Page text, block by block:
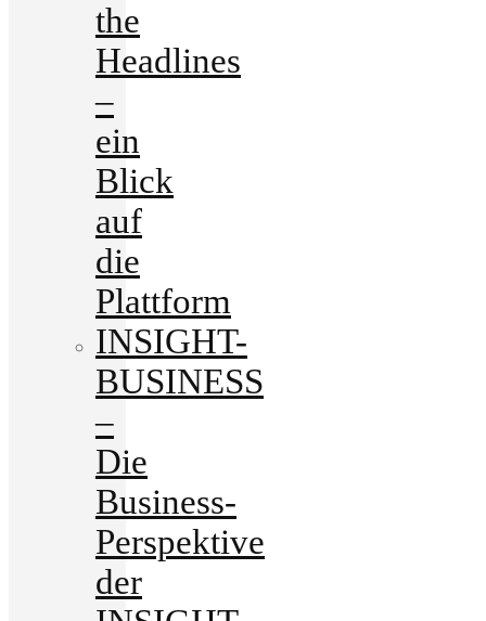
the
Headlines
–
ein
Blick
auf
die
Plattform
INSIGHT-
BUSINESS
–
Die
Business-
Perspektive
der